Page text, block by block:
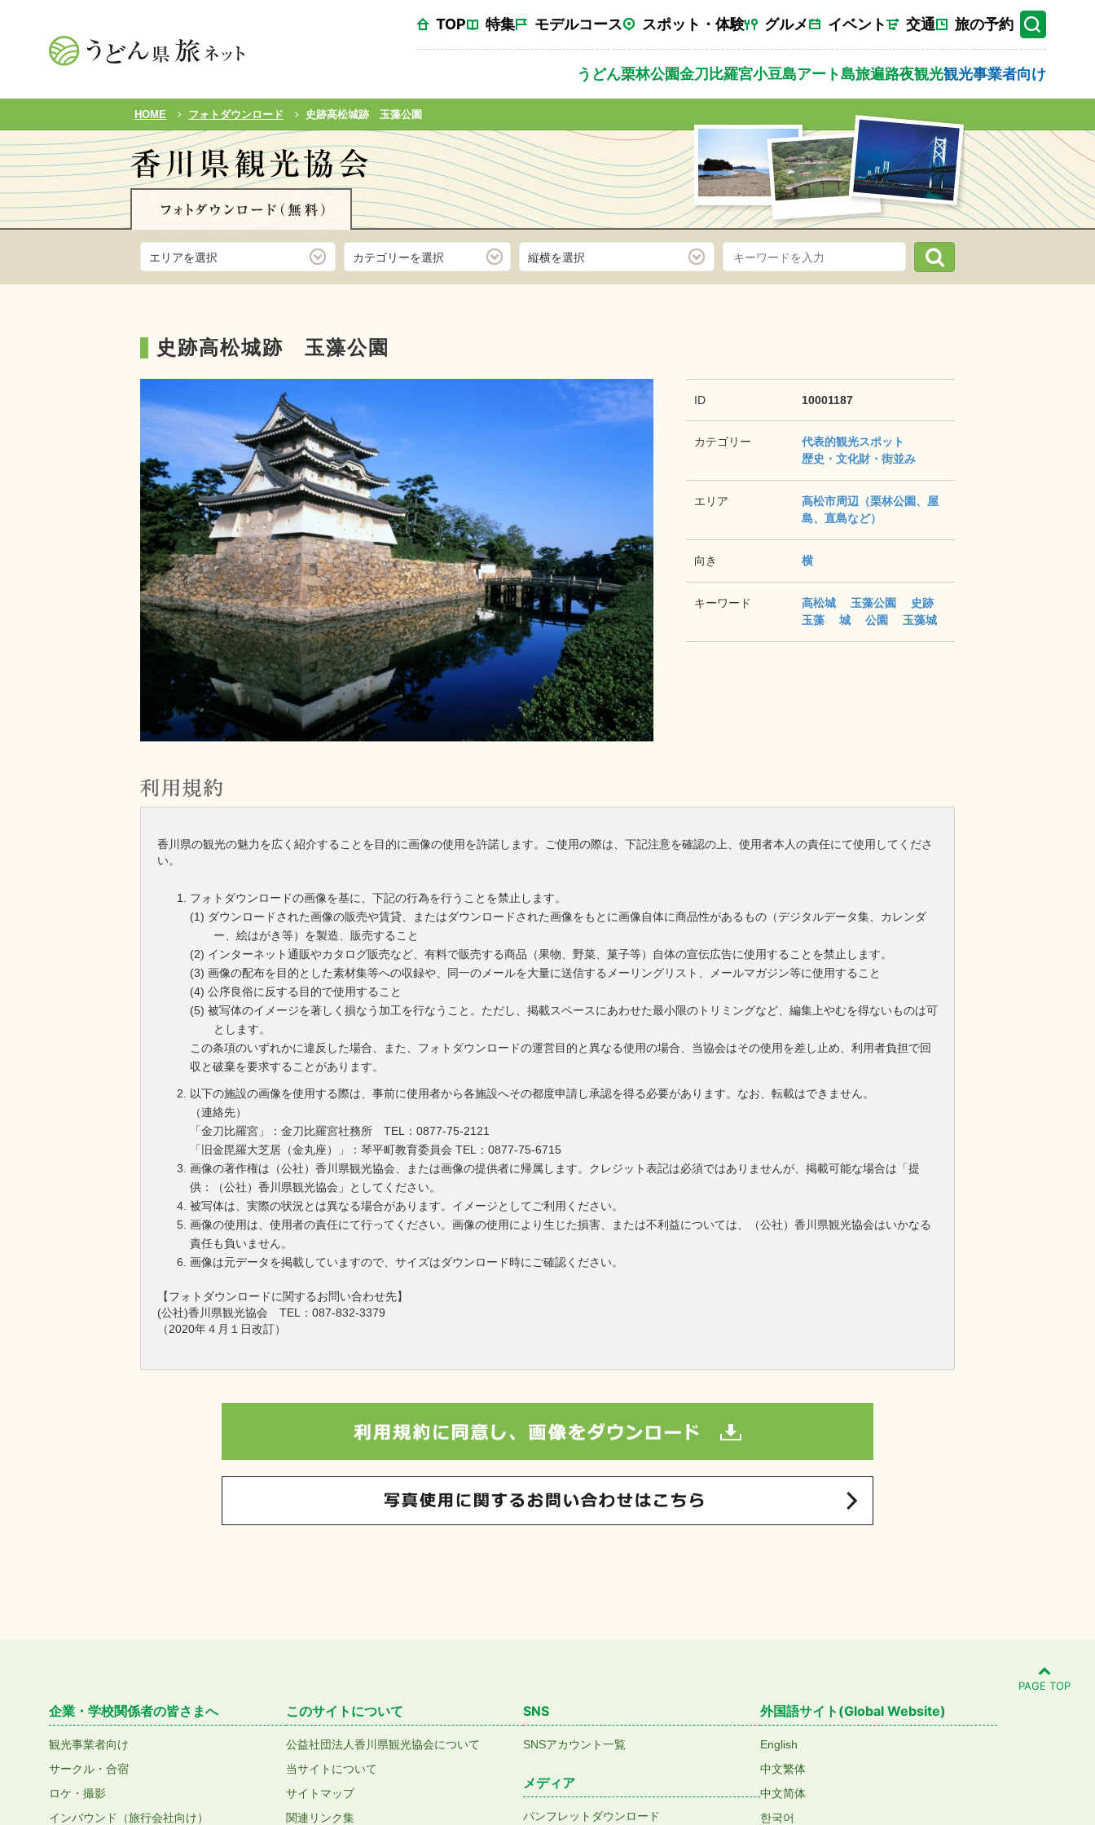
TOP 特集 モデルコース スポット・体験 グルメ イベント 交通 旅の予約
うどん栗林公園金刀比羅宮小豆島アート島旅遍路夜観光観光事業者向け
HOME フォトダウンロード 史跡高松城跡 玉藻公園
エリアを選択 カテゴリーを選択 縦横を選択
史跡高松城跡 玉藻公園
ID 10001187
カテゴリー
代表的観光スポット
歴史・文化財・街並み
エリア
高松市周辺（栗林公園、屋
島、直島など）
向き 横
キーワード 高松城 玉藻公園
史跡
玉藻
城 公園 玉藻城
香川県の観光の魅力を広く紹介することを目的に画像の使用を許諾します。ご使用の際は、下記注意を確認の上、使用者本人の責任にて使用してくださ
い。
フォトダウンロードの画像を基に、下記の行為を行うことを禁止します。
ダウンロードされた画像の販売や賃貸、またはダウンロードされた画像をもとに画像自体に商品性があるもの（デジタルデータ集、カレンダ
ー、絵はがき等）を製造、販売すること
インターネット通販やカタログ販売など、有料で販売する商品（果物、野菜、菓子等）自体の宣伝広告に使用することを禁止します。
画像の配布を目的とした素材集等への収録や、同一のメールを大量に送信するメーリングリスト、メールマガジン等に使用すること
公序良俗に反する目的で使用すること
被写体のイメージを著しく損なう加工を行なうこと。ただし、掲載スペースにあわせた最小限のトリミングなど、編集上やむを得ないものは可
とします。
この条項のいずれかに違反した場合、また、フォトダウンロードの運営目的と異なる使用の場合、当協会はその使用を差し止め、利用者負担で回
収と破棄を要求することがあります。
以下の施設の画像を使用する際は、事前に使用者から各施設へその都度申請し承認を得る必要があります。なお、転載はできません。
（連絡先）
「金刀比羅宮」：金刀比羅宮社務所 TEL：0877-75-2121
「旧金毘羅大芝居（金丸座）」：琴平町教育委員会 TEL：0877-75-6715
画像の著作権は（公社）香川県観光協会、または画像の提供者に帰属します。クレジット表記は必須ではありませんが、掲載可能な場合は「提
供：（公社）香川県観光協会」としてください。
被写体は、実際の状況とは異なる場合があります。イメージとしてご利用ください。
画像の使用は、使用者の責任にて行ってください。画像の使用により生じた損害、または不利益については、（公社）香川県観光協会はいかなる
責任も負いません。
画像は元データを掲載していますので、サイズはダウンロード時にご確認ください。
【フォトダウンロードに関するお問い合わせ先】
(公社)香川県観光協会 TEL：087-832-3379
（2020年４月１日改訂）
PAGE TOP
企業・学校関係者の皆さまへ
観光事業者向け
サークル・合宿
ロケ・撮影
インバウンド（旅行会社向け）
このサイトについて
公益社団法人香川県観光協会について
当サイトについて
サイトマップ
関連リンク集
SNS
SNSアカウント一覧
メディア
パンフレットダウンロード
外国語サイト(Global Website)
English
中文繁体
中文简体
한국어